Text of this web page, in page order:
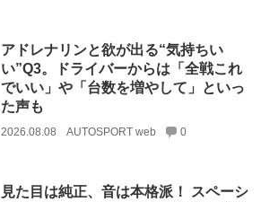
アドレナリンと欲が出る“気持ちい
い”Q3。ドライバーからは「全戦これ
でいい」や「台数を増やして」といっ
た声も
2026.08.08 AUTOSPORT web 0
見た目は純正、音は本格派！ スペーシ